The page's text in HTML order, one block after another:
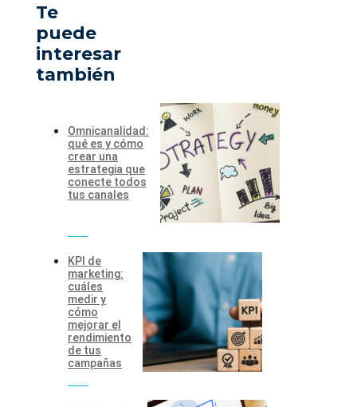
Te
puede
interesar
también
Omnicanalidad:
qué es y cómo
crear una
estrategia que
conecte todos
tus canales
KPI de
marketing:
cuáles
medir y
cómo
mejorar el
rendimiento
de tus
campañas